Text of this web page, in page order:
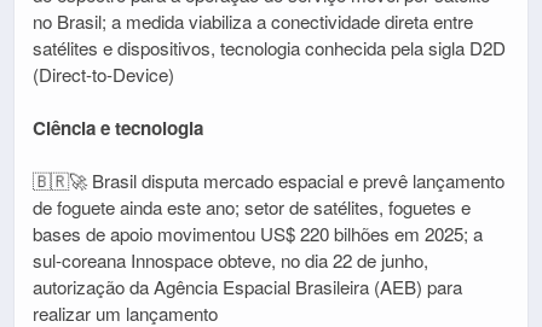
no Brasil; a medida viabiliza a conectividade direta entre
satélites e dispositivos, tecnologia conhecida pela sigla D2D
(Direct-to-Device)
Ciência e tecnologia
🇧🇷🚀 Brasil disputa mercado espacial e prevê lançamento
de foguete ainda este ano; setor de satélites, foguetes e
bases de apoio movimentou US$ 220 bilhões em 2025; a
sul-coreana Innospace obteve, no dia 22 de junho,
autorização da Agência Espacial Brasileira (AEB) para
realizar um lançamento